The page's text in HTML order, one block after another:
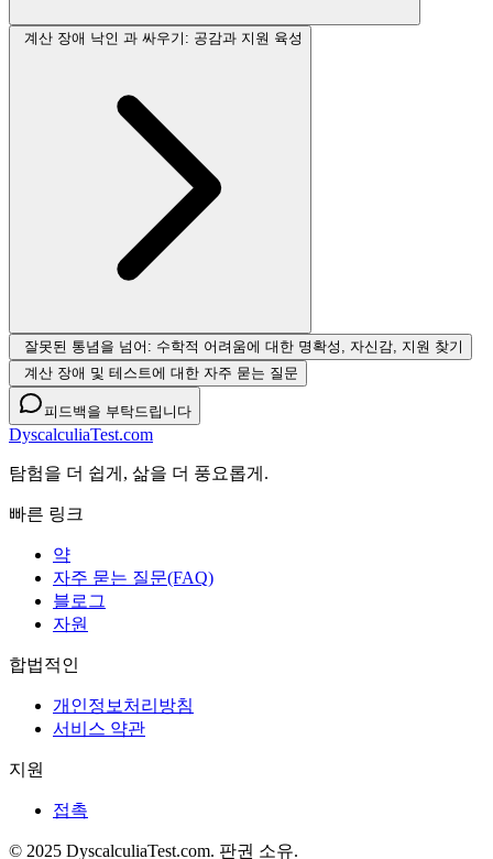
계산 장애 낙인 과 싸우기: 공감과 지원 육성
잘못된 통념을 넘어: 수학적 어려움에 대한 명확성, 자신감, 지원 찾기
계산 장애 및 테스트에 대한 자주 묻는 질문
피드백을 부탁드립니다
DyscalculiaTest.com
탐험을 더 쉽게, 삶을 더 풍요롭게.
빠른 링크
약
자주 묻는 질문(FAQ)
블로그
자원
합법적인
개인정보처리방침
서비스 약관
지원
접촉
© 2025 DyscalculiaTest.com. 판권 소유.